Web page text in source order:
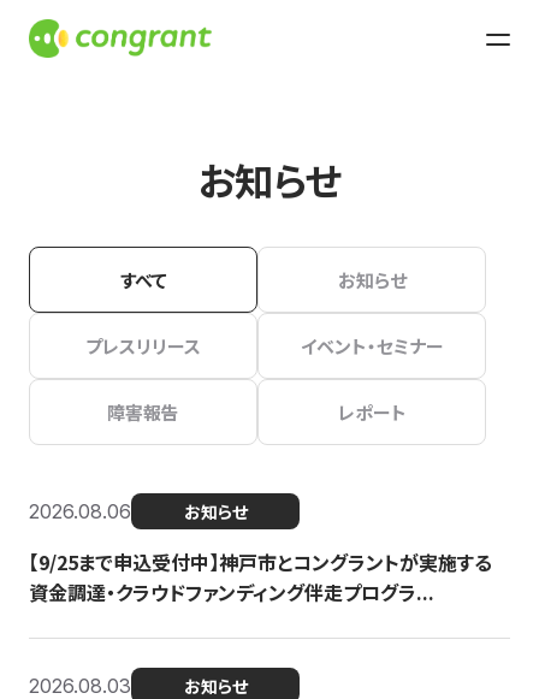
お知らせ
すべて お知らせ
プレスリリース イベント・セミナー
障害報告 レポート
2026.08.06 お知らせ
【9/25まで申込受付中】神戸市とコングラントが実施する
資金調達・クラウドファンディング伴走プログラ...
2026.08.03 お知らせ